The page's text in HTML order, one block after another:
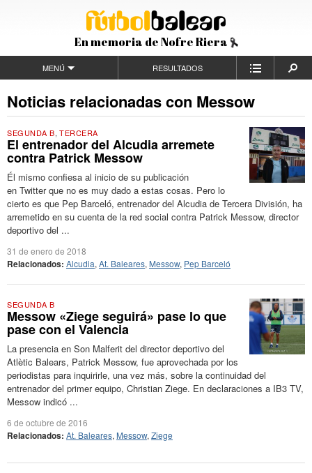
En memoria de Nofre Riera
MENÚ RESULTADOS
Noticias relacionadas con Messow
SEGUNDA B, TERCERA
El entrenador del Alcudia arremete
contra Patrick Messow
Él mismo confiesa al inicio de su publicación
en Twitter que no es muy dado a estas cosas. Pero lo
cierto es que Pep Barceló, entrenador del Alcudia de Tercera División, ha
arremetido en su cuenta de la red social contra Patrick Messow, director
deportivo del ...
31 de enero de 2018
Relacionados: Alcudia, At. Baleares, Messow, Pep Barceló
SEGUNDA B
Messow «Ziege seguirá» pase lo que
pase con el Valencia
La presencia en Son Malferit del director deportivo del
Atlètic Balears, Patrick Messow, fue aprovechada por los
periodistas para inquirirle, una vez más, sobre la continuidad del
entrenador del primer equipo, Christian Ziege. En declaraciones a IB3 TV,
Messow indicó ...
6 de octubre de 2016
Relacionados: At. Baleares, Messow, Ziege